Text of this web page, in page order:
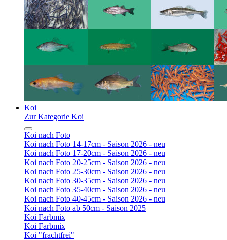
Koi
Zur Kategorie Koi
Koi nach Foto
Koi nach Foto 14-17cm - Saison 2026 - neu
Koi nach Foto 17-20cm - Saison 2026 - neu
Koi nach Foto 20-25cm - Saison 2026 - neu
Koi nach Foto 25-30cm - Saison 2026 - neu
Koi nach Foto 30-35cm - Saison 2026 - neu
Koi nach Foto 35-40cm - Saison 2026 - neu
Koi nach Foto 40-45cm - Saison 2026 - neu
Koi nach Foto ab 50cm - Saison 2025
Koi Farbmix
Koi Farbmix
Koi "frachtfrei"